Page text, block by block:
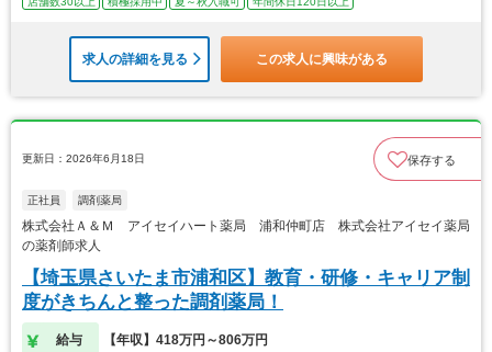
求人の詳細を見る この求人に興味がある
更新日：2026年6月18日 保存する
正社員 調剤薬局
株式会社Ａ＆Ｍ アイセイハート薬局 浦和仲町店 株式会社アイセイ薬局
の薬剤師求人
【埼玉県さいたま市浦和区】教育・研修・キャリア制
度がきちんと整った調剤薬局！
給与 【年収】418万円～806万円